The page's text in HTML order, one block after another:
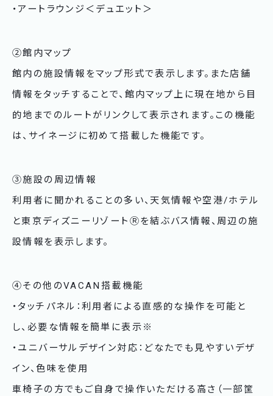
・アートラウンジ＜デュエット＞
②館内マップ
館内の施設情報をマップ形式で表示します。また店舗
情報をタッチすることで、館内マップ上に現在地から目
的地までのルートがリンクして表示されます。この機能
は、サイネージに初めて搭載した機能です。
③施設の周辺情報
利用者に聞かれることの多い、天気情報や空港/ホテル
と東京ディズニーリゾートⓇを結ぶバス情報、周辺の施
設情報を表示します。
④その他のVACAN搭載機能
・タッチパネル：利用者による直感的な操作を可能と
し、必要な情報を簡単に表示※
・ユニバーサルデザイン対応：どなたでも見やすいデザ
イン、色味を使用
車椅子の方でもご自身で操作いただける高さ（一部筐